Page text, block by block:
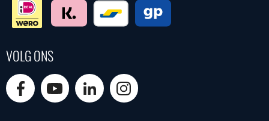
VOLG ONS